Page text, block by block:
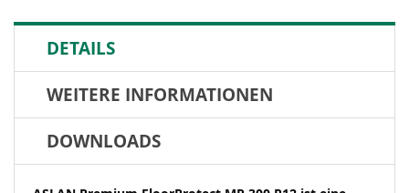
DETAILS
WEITERE INFORMATIONEN
DOWNLOADS